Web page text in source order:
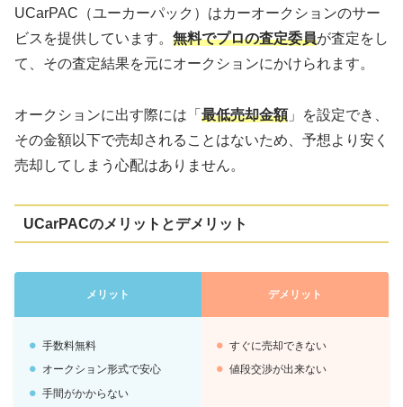
UCarPAC（ユーカーパック）はカーオークションのサー
ビスを提供しています。 無料でプロの査定委員が査定をし
て、その査定結果を元にオークションにかけられます。
オークションに出す際には「 最低売却金額」を設定でき、
その金額以下で売却されることはないため、予想より安く
売却してしまう心配はありません。
UCarPACのメリットとデメリット
メリット デメリット
手数料無料
オークション形式で安心
手間がかからない
すぐに売却できない
値段交渉が出来ない